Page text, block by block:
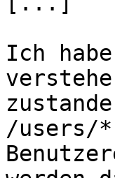
Ich
/users/